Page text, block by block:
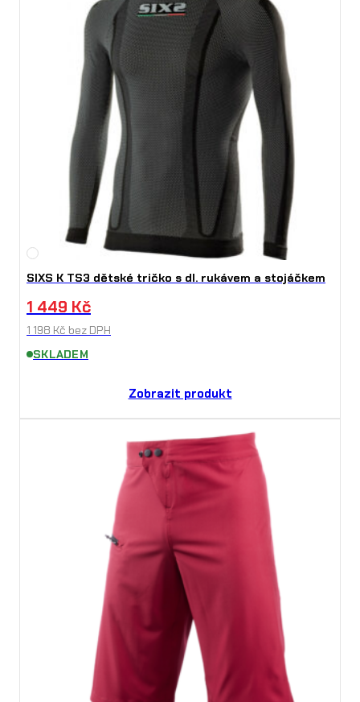
SIXS K TS3 dětské tričko s dl. rukávem a stojáčkem
1 449 Kč
1 198 Kč bez DPH
SKLADEM
Zobrazit produkt